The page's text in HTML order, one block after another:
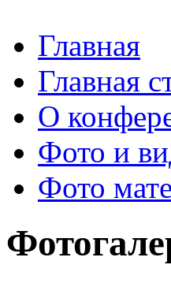
Главная
Главная
О
Фото и
Фото